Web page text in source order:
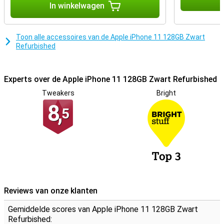
Keurmerk refurbished
De refurbished telefoons van Forza zijn gecertificeerd met het
Keurmerk Refurbished. Dit houdt in dat speciale keurmerk-bedrijven
de gerepareerde iPhones professioneel op minimaal 50 punten
testen. Toestellen met het Keurmerk Refurbished hebben dan ook
In winkelwagen
Toon alle accessoires van de Apple iPhone 11 128GB Zwart
Refurbished
Experts over de Apple iPhone 11 128GB Zwart Refurbished
Tweakers
8,5
Bright
Reviews van onze klanten
Gemiddelde scores van Apple iPhone 11 128GB Zwart
Refurbished: